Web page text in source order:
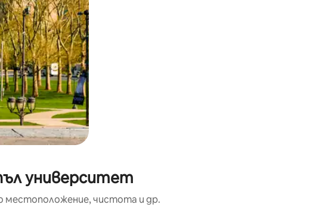
университет
местоположение, чистота и др.